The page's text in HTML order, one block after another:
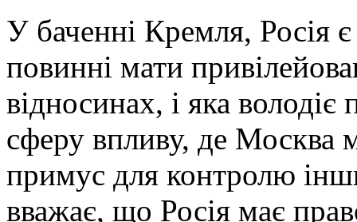
У баченні Кремля, Росія
повинні мати
відносинах, і яка
сферу впливу, де Москва
примус для контролю
вважає, що Росія має